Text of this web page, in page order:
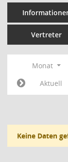
Vertreter
Monat
Aktuell
Keine Daten